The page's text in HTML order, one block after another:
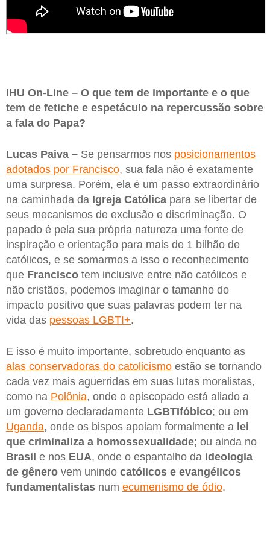
IHU On-Line – O que tem de importante e o que
tem de fetiche e espetáculo na repercussão sobre
a fala do Papa?
Lucas Paiva – Se pensarmos nos posicionamentos
adotados por Francisco, sua fala não é exatamente
uma surpresa. Porém, ela é um passo extraordinário
na caminhada da Igreja Católica para se libertar de
seus mecanismos de exclusão e discriminação. O
papado é pela sua própria natureza uma fonte de
inspiração e orientação para mais de 1 bilhão de
católicos, e se somarmos a isso o reconhecimento
que Francisco tem inclusive entre não católicos e
não cristãos, podemos imaginar o tamanho do
impacto positivo que suas palavras podem ter na
vida das pessoas LGBTI+.
E isso é muito importante, sobretudo enquanto as
alas conservadoras do catolicismo estão se tornando
cada vez mais aguerridas em suas lutas moralistas,
como na Polônia, onde o episcopado está aliado a
um governo declaradamente LGBTIfóbico; ou em
Uganda, onde os bispos apoiam formalmente a lei
que criminaliza a homossexualidade; ou ainda no
Brasil e nos EUA, onde o espantalho da ideologia
de gênero vem unindo católicos e evangélicos
fundamentalistas num ecumenismo de ódio.